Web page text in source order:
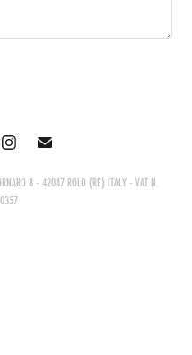
8 - 42047 ROLO (RE) ITALY - VAT N.